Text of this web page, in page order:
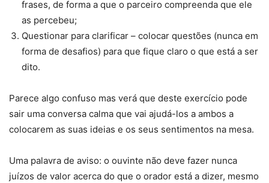
frases, de forma a que o parceiro compreenda que ele
as percebeu;
Questionar para clarificar – colocar questões (nunca em
forma de desafios) para que fique claro o que está a ser
dito.
Parece algo confuso mas verá que deste exercício pode
sair uma conversa calma que vai ajudá-los a ambos a
colocarem as suas ideias e os seus sentimentos na mesa.
Uma palavra de aviso: o ouvinte não deve fazer nunca
juízos de valor acerca do que o orador está a dizer, mesmo